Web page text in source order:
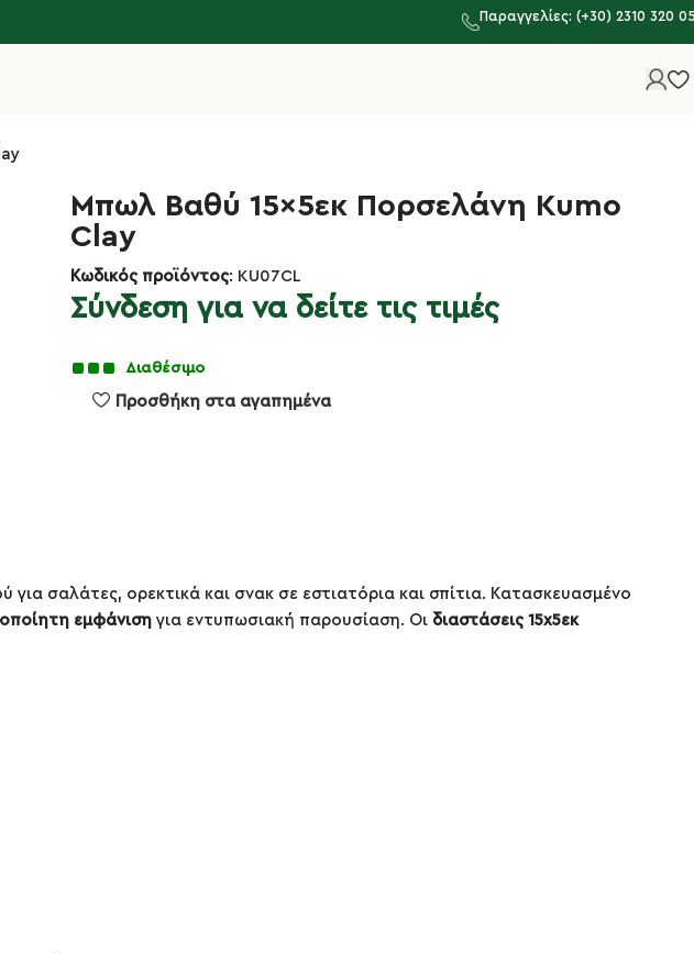
Παραγγελίες: (+30) 2310 320
Μπωλ Βαθύ 15×5εκ Πορσελάνη Kumo
Clay
Κωδικός προϊόντος: KU07CL
Σύνδεση για να δείτε τις τιμές
Διαθέσιμο
Προσθήκη στα αγαπημένα
σαλάτες, ορεκτικά και σνακ σε εστιατόρια και σπίτια. Κατασκευασμένο
εμφάνιση για εντυπωσιακή παρουσίαση. Οι διαστάσεις 15x5εκ